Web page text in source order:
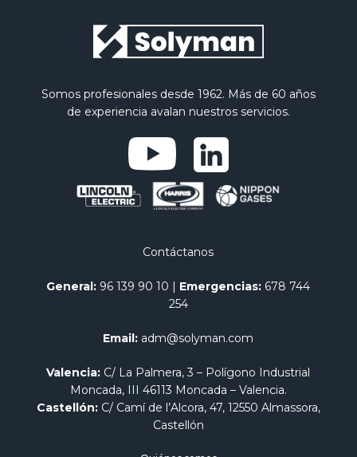
Somos profesionales desde 1962. Más de 60 años
de experiencia avalan nuestros servicios.
Contáctanos
General: 96 139 90 10 | Emergencias: 678 744
254
Email: adm@solyman.com
Valencia: C/ La Palmera, 3 – Polígono Industrial
Moncada, III 46113 Moncada – Valencia.
Castellón:C/ Camí de l’Alcora, 47, 12550 Almassora,
Castellón